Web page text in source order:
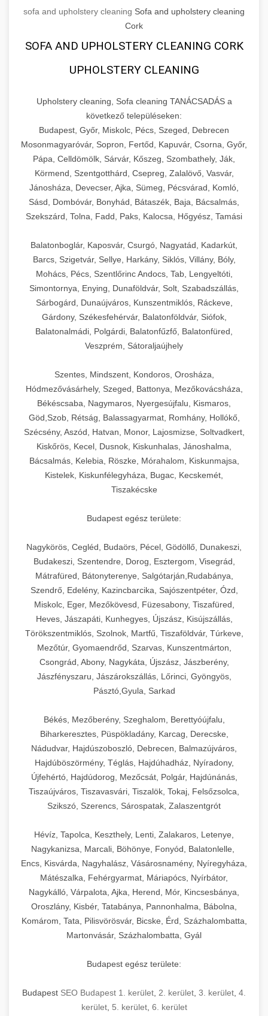
sofa and upholstery cleaning Sofa and upholstery cleaning
Cork
SOFA AND UPHOLSTERY CLEANING CORK
UPHOLSTERY CLEANING
Upholstery cleaning, Sofa cleaning TANÁCSADÁS a
következő településeken:
Budapest, Győr, Miskolc, Pécs, Szeged, Debrecen
Mosonmagyaróvár, Sopron, Fertőd, Kapuvár, Csorna, Győr,
Pápa, Celldömölk, Sárvár, Kőszeg, Szombathely, Ják,
Körmend, Szentgotthárd, Csepreg, Zalalövő, Vasvár,
Jánosháza, Devecser, Ajka, Sümeg, Pécsvárad, Komló,
Sásd, Dombóvár, Bonyhád, Bátaszék, Baja, Bácsalmás,
Szekszárd, Tolna, Fadd, Paks, Kalocsa, Hőgyész, Tamási
Balatonboglár, Kaposvár, Csurgó, Nagyatád, Kadarkút,
Barcs, Szigetvár, Sellye, Harkány, Siklós, Villány, Bóly,
Mohács, Pécs, Szentlőrinc Andocs, Tab, Lengyeltóti,
Simontornya, Enying, Dunaföldvár, Solt, Szabadszállás,
Sárbogárd, Dunaújváros, Kunszentmiklós, Ráckeve,
Gárdony, Székesfehérvár, Balatonföldvár, Siófok,
Balatonalmádi, Polgárdi, Balatonfűzfő, Balatonfüred,
Veszprém, Sátoraljaújhely
Szentes, Mindszent, Kondoros, Orosháza,
Hódmezővásárhely, Szeged, Battonya, Mezőkovácsháza,
Békéscsaba, Nagymaros, Nyergesújfalu, Kismaros,
Göd,Szob, Rétság, Balassagyarmat, Romhány, Hollókő,
Szécsény, Aszód, Hatvan, Monor, Lajosmizse, Soltvadkert,
Kiskőrös, Kecel, Dusnok, Kiskunhalas, Jánoshalma,
Bácsalmás, Kelebia, Röszke, Mórahalom, Kiskunmajsa,
Kistelek, Kiskunfélegyháza, Bugac, Kecskemét,
Tiszakécske
Budapest egész területe:
Nagykörös, Cegléd, Budaörs, Pécel, Gödöllő, Dunakeszi,
Budakeszi, Szentendre, Dorog, Esztergom, Visegrád,
Mátrafüred, Bátonyterenye, Salgótarján,Rudabánya,
Szendrő, Edelény, Kazincbarcika, Sajószentpéter, Ózd,
Miskolc, Eger, Mezőkövesd, Füzesabony, Tiszafüred,
Heves, Jászapáti, Kunhegyes, Újszász, Kisújszállás,
Törökszentmiklós, Szolnok, Martfű, Tiszaföldvár, Túrkeve,
Mezőtúr, Gyomaendrőd, Szarvas, Kunszentmárton,
Csongrád, Abony, Nagykáta, Újszász, Jászberény,
Jászfényszaru, Jászárokszállás, Lőrinci, Gyöngyös,
Pásztó,Gyula, Sarkad
Békés, Mezőberény, Szeghalom, Berettyóújfalu,
Biharkeresztes, Püspökladány, Karcag, Derecske,
Nádudvar, Hajdúszoboszló, Debrecen, Balmazújváros,
Hajdúböszörmény, Téglás, Hajdúhadház, Nyíradony,
Újfehértó, Hajdúdorog, Mezőcsát, Polgár, Hajdúnánás,
Tiszaújváros, Tiszavasvári, Tiszalök, Tokaj, Felsőzsolca,
Szikszó, Szerencs, Sárospatak, Zalaszentgrót
Hévíz, Tapolca, Keszthely, Lenti, Zalakaros, Letenye,
Nagykanizsa, Marcali, Böhönye, Fonyód, Balatonlelle,
Encs, Kisvárda, Nagyhalász, Vásárosnamény, Nyíregyháza,
Mátészalka, Fehérgyarmat, Máriapócs, Nyírbátor,
Nagykálló, Várpalota, Ajka, Herend, Mór, Kincsesbánya,
Oroszlány, Kisbér, Tatabánya, Pannonhalma, Bábolna,
Komárom, Tata, Pilisvörösvár, Bicske, Érd, Százhalombatta,
Martonvásár, Százhalombatta, Gyál
Budapest egész területe:
Budapest SEO Budapest 1. kerület 2. kerület 3. kerület 4.
kerület, 5. kerület, 6. kerület